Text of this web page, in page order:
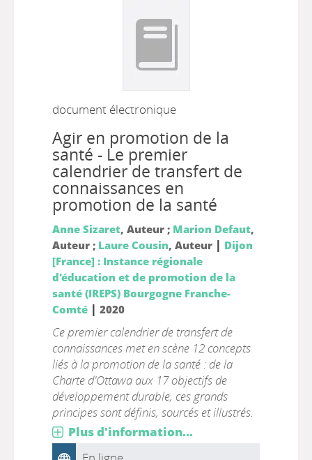
document électronique
Agir en promotion de la
santé - Le premier
calendrier de transfert de
connaissances en
promotion de la santé
Anne Sizaret, Auteur ; Marion Defaut,
Auteur ; Laure Cousin, Auteur | Dijon
[France] : Instance régionale
d'éducation et de promotion de la
santé (IREPS) Bourgogne Franche-
Comté| 2020
Ce premier calendrier de transfert de
connaissances met en scène 12 concepts
liés à la promotion de la santé : de la
Charte d'Ottawa aux 17 objectifs de
développement durable, ces grands
principes sont définis, sourcés et illustrés.
Plus d'information...